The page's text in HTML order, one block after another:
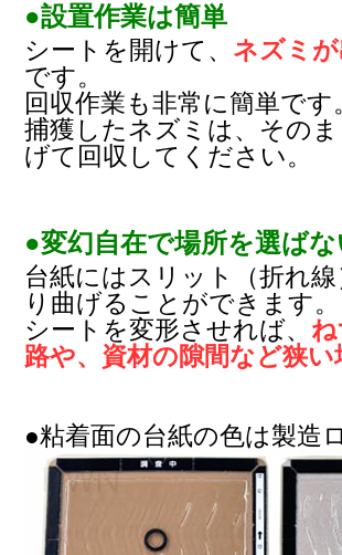
●設置作業は簡単
シートを開けて、 ネズミ
です。
回収作業も非常に簡単です
捕獲したネズミは、その
げて回収してください。
●変幻自在で場所を選ばな
台紙にはスリット（折れ
り曲げることができます。
シートを変形させれば、
路や、資材の隙間など狭
●粘着面の台紙の色は製造